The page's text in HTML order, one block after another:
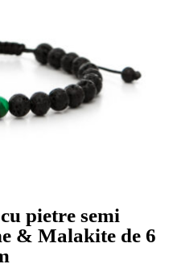
pietre semi
& Malakite de 6